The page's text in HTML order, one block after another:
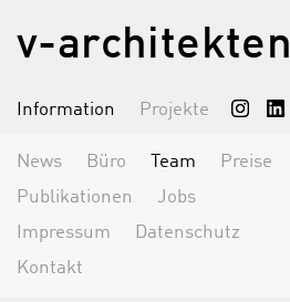
v-architekten
Information Projekte
News Büro Team
Preise
Publikationen
Jobs
Impressum
Datenschutz
Kontakt